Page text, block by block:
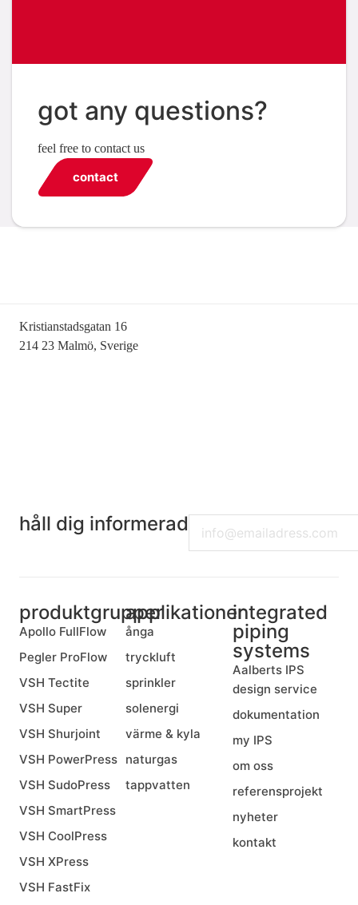
got any questions?
feel free to contact us
contact
håll dig informerad
produktgrupper
Apollo FullFlow
Pegler ProFlow
VSH Tectite
VSH Super
VSH Shurjoint
VSH PowerPress
VSH SudoPress
VSH SmartPress
VSH CoolPress
VSH XPress
VSH FastFix
applikationer
ånga
tryckluft
sprinkler
solenergi
värme & kyla
naturgas
tappvatten
integrated
piping
systems
Aalberts IPS
design service
dokumentation
my IPS
om oss
referensprojekt
nyheter
kontakt
Kristianstadsgatan 16
214 23 Malmö, Sverige